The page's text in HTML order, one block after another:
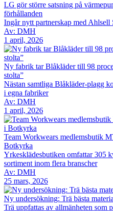
LG gör större satsning på
förhållanden
Ingår nytt partnerskap med Ahlsell
Av: DMH
1 april, 2026
Ny fabrik tar Blåkläder till 98
stolta”
Nästan samtliga Blåkläder-plagg
i egna fabriker
Av: DMH
1 april, 2026
Team Workwears medlemsbutik
Botkyrka
Yrkesklädesbutiken omfattar 305
sortiment inom flera branscher
Av: DMH
25 mars, 2026
Ny undersökning: Trä bästa
Trä uppfattas av allmänheten som